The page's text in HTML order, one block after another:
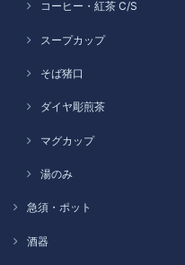
コーヒー・紅茶 C/S
スープカップ
そば猪口
ダイヤ彫煎茶
マグカップ
湯のみ
急須・ポット
酒器